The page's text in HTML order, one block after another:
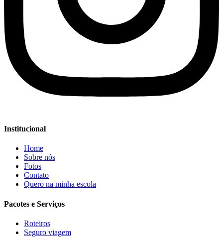
Institucional
Home
Sobre nós
Fotos
Contato
Quero na minha escola
Pacotes e Serviços
Roteiros
Seguro viagem